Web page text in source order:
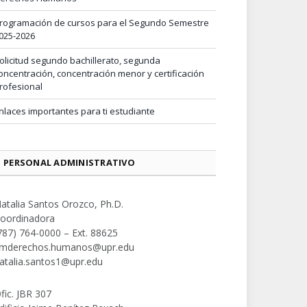
de cursos para el Segundo Semestre
2026
segundo bachillerato, segunda
concentración menor y certificación
importantes para ti estudiante
PERSONAL ADMINISTRATIVO
Santos Orozco, Ph.D.
764-0000 – Ext. 88625
JBR 307